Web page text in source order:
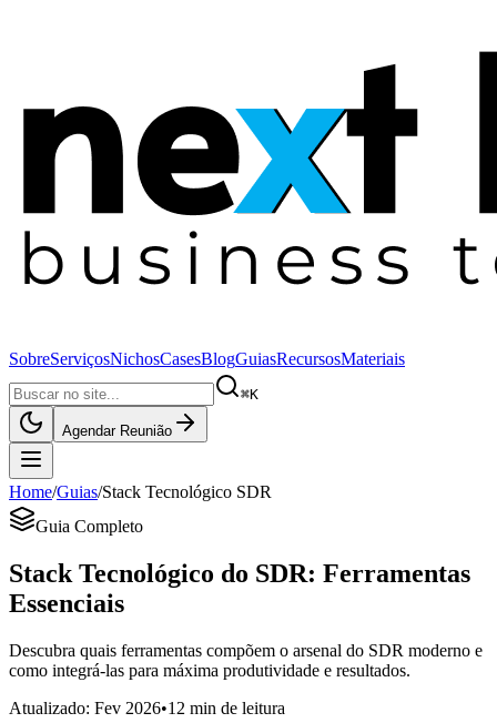
SobreServiçosNichosCasesBlogGuiasRecursosMateriais
⌘K
Agendar Reunião
Home/Guias/Stack Tecnológico SDR
Guia Completo
Stack Tecnológico do SDR: Ferramentas
Essenciais
Descubra quais ferramentas compõem o arsenal do SDR moderno e
como integrá-las para máxima produtividade e resultados.
Atualizado: Fev 2026•12 min de leitura